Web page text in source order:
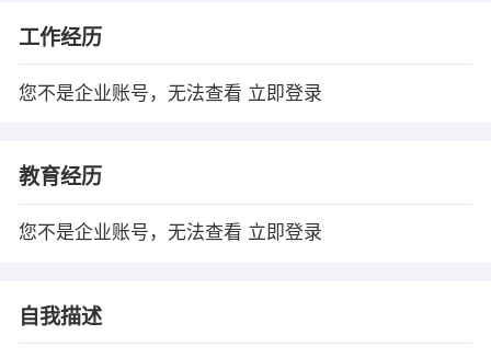
工作经历
您不是企业账号，无法查看 立即登录
教育经历
您不是企业账号，无法查看 立即登录
自我描述